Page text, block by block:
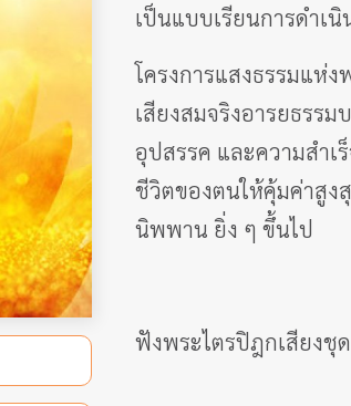
เป็นแบบเรียนการดำเ
โครงการแสงธรรมแห่
เสียงสมจริงอารยธรร
อุปสรรค และความสำ
ชีวิตของตนให้คุ้มค่าสูง
นิพพาน ยิ่ง ๆ ขึ้นไป
ฟังพระไตรปิฎกเสียงชุด